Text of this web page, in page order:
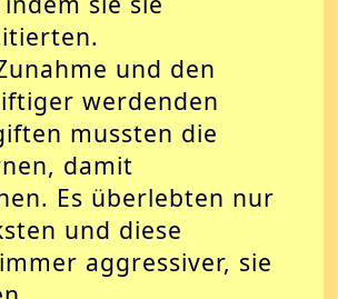
und den
werdenden
mussten die
damit
Es überlebten nur
und diese
aggressiver, sie